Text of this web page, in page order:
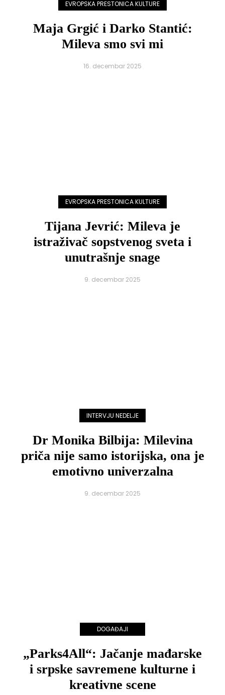
EVROPSKA PRESTONICA KULTURE
Maja Grgić i Darko Stantić:
Mileva smo svi mi
16. decembar 2025
EVROPSKA PRESTONICA KULTURE
Tijana Jevrić: Mileva je
istraživač sopstvenog sveta i
unutrašnje snage
9. decembar 2025
INTERVJU NEDELJE
Dr Monika Bilbija: Milevina
priča nije samo istorijska, ona je
emotivno univerzalna
9. decembar 2025
DOGAĐAJI
„Parks4All“: Jačanje mađarske
i srpske savremene kulturne i
kreativne scene